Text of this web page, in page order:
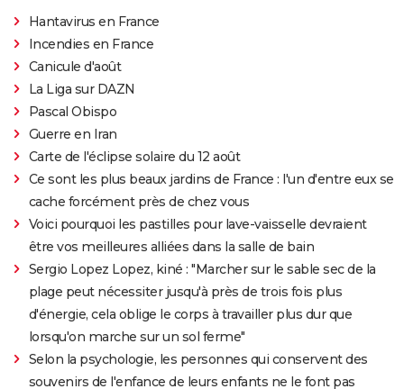
Hantavirus en France
Incendies en France
Canicule d'août
La Liga sur DAZN
Pascal Obispo
Guerre en Iran
Carte de l'éclipse solaire du 12 août
Ce sont les plus beaux jardins de France : l'un d'entre eux se
cache forcément près de chez vous
Voici pourquoi les pastilles pour lave-vaisselle devraient
être vos meilleures alliées dans la salle de bain
Sergio Lopez Lopez, kiné : "Marcher sur le sable sec de la
plage peut nécessiter jusqu'à près de trois fois plus
d'énergie, cela oblige le corps à travailler plus dur que
lorsqu'on marche sur un sol ferme"
Selon la psychologie, les personnes qui conservent des
souvenirs de l'enfance de leurs enfants ne le font pas